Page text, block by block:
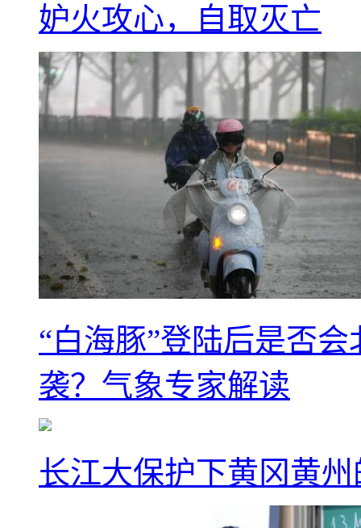
妒火攻心，自取灭亡
“白海豚”登陆后是否
袭？气象专家解读
长江大保护下黄冈黄